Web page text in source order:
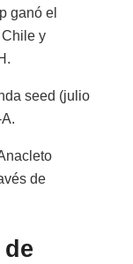
ganó el
y
seed (julio
de